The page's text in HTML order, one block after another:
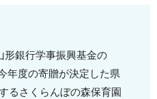
形銀行学事振興基金の
年度の寄贈が決定した県
るさくらんぼの森保育園